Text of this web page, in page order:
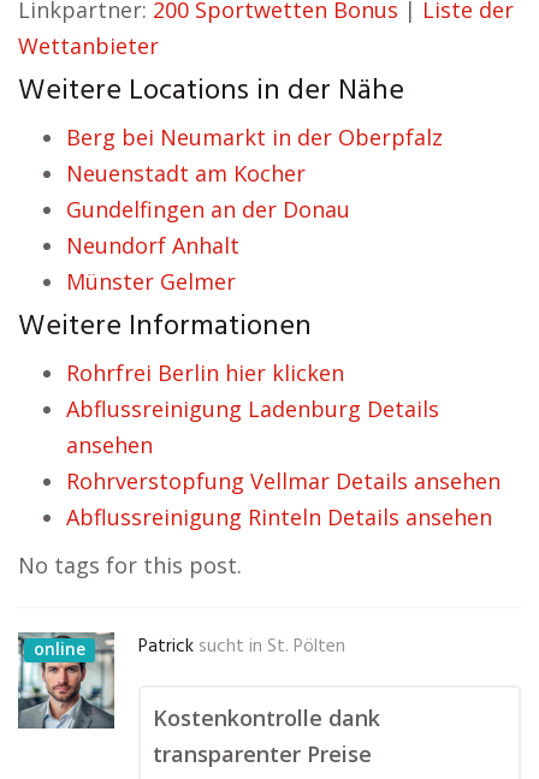
Linkpartner: 200 Sportwetten Bonus | Liste der
Wettanbieter
Weitere Locations in der Nähe
Berg bei Neumarkt in der Oberpfalz
Neuenstadt am Kocher
Gundelfingen an der Donau
Neundorf Anhalt
Münster Gelmer
Weitere Informationen
Rohrfrei Berlin hier klicken
Abflussreinigung Ladenburg Details
ansehen
Rohrverstopfung Vellmar Details ansehen
Abflussreinigung Rinteln Details ansehen
No tags for this post.
online Patrick sucht in St. Pölten
Kostenkontrolle dank
transparenter Preise